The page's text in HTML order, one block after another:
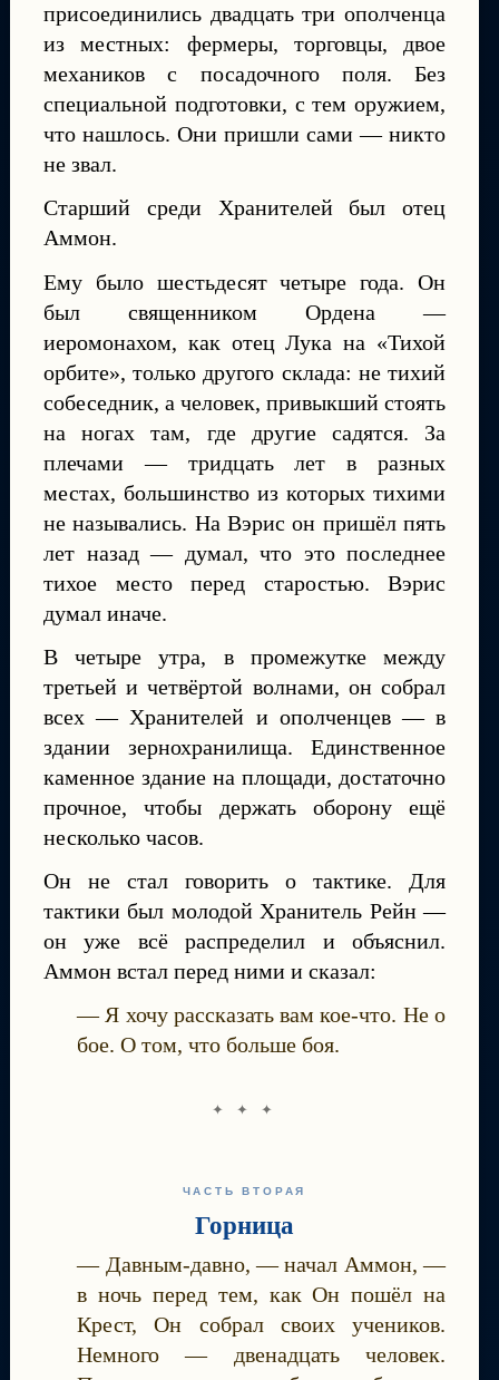
присоединились двадцать три ополченца
из местных: фермеры, торговцы, двое
механиков с посадочного поля. Без
специальной подготовки, с тем оружием,
что нашлось. Они пришли сами — никто
не звал.
Старший среди Хранителей был отец
Аммон.
Ему было шестьдесят четыре года. Он
был священником Ордена —
иеромонахом, как отец Лука на «Тихой
орбите», только другого склада: не тихий
собеседник, а человек, привыкший стоять
на ногах там, где другие садятся. За
плечами — тридцать лет в разных
местах, большинство из которых тихими
не назывались. На Вэрис он пришёл пять
лет назад — думал, что это последнее
тихое место перед старостью. Вэрис
думал иначе.
В четыре утра, в промежутке между
третьей и четвёртой волнами, он собрал
всех — Хранителей и ополченцев — в
здании зернохранилища. Единственное
каменное здание на площади, достаточно
прочное, чтобы держать оборону ещё
несколько часов.
Он не стал говорить о тактике. Для
тактики был молодой Хранитель Рейн —
он уже всё распределил и объяснил.
Аммон встал перед ними и сказал:
— Я хочу рассказать вам кое-что. Не о
бое. О том, что больше боя.
✦ ✦ ✦
ЧАСТЬ ВТОРАЯ
Горница
— Давным-давно, — начал Аммон, —
в ночь перед тем, как Он пошёл на
Крест, Он собрал своих учеников.
Немного — двенадцать человек.